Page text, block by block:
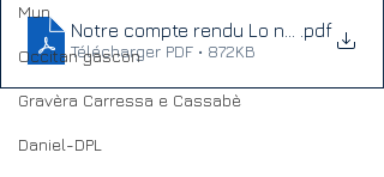
Mun
Occitan gascon
Gravèra Carressa e Cassabè
Daniel-DPL
Notre compte rendu Lo noste
.pdf
Télécharger PDF • 872KB